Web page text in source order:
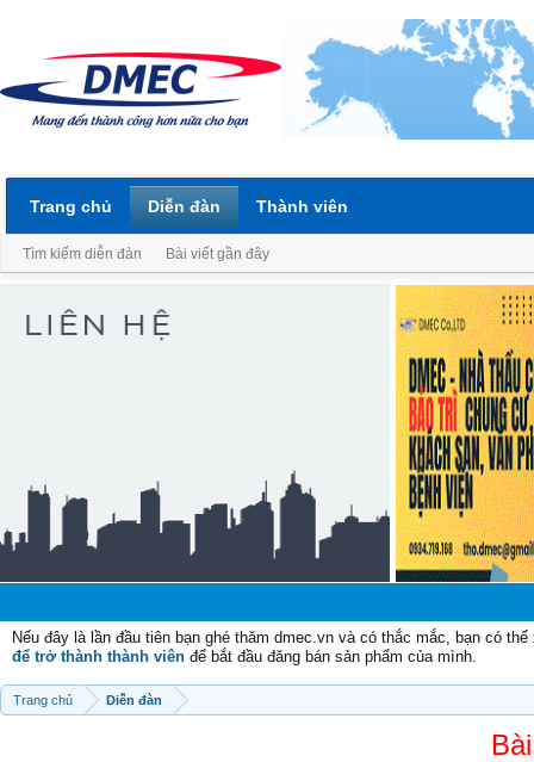
Nếu đây là lần đầu tiên bạn ghé thăm dmec.vn và có thắc mắc, bạn có
để trở thành thành viên để bắt đầu đăng bán sản phẩm của mình.
Trang chủ Diễn đàn
Trang chủ Diễn đàn
Tìm kiếm diễn đàn Bài viết gần đây
Thành viên